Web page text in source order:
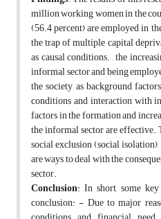
million working women in the
(56.4 percent) are employed in
the trap of multiple capital
as causal conditions. , the
informal sector and being
the society as background
conditions and interaction with
factors in the formation and
the informal sector are effective.
social exclusion (social
are ways to deal with the
sector.
Conclusion: In short, some
conclusion: - Due to major